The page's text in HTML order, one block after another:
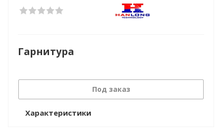
Гарнитура
Под заказ
Характеристики